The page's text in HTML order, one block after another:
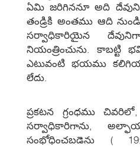
ఏమి జరిగిననూ అది
తండ్రికి అంతము ఆది
సర్వాధికారియైన
నియంత్రించును. కాబట్టి
ఎటువంటి భయము
లేదు.
ప్రకటన గ్రంధము
సర్వాధికారిగాను,
సంభోధించబడెను (